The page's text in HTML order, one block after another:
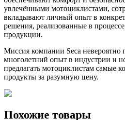
увлечёнными мотоциклистами,
вкладывают личный опыт в
решения, реализованные в
продукции.
Миссия компании Seca невероятно
многолетний опыт в индустрии и
предлагать мотоциклистам самые
продукты за разумную цену.
Похожие товары